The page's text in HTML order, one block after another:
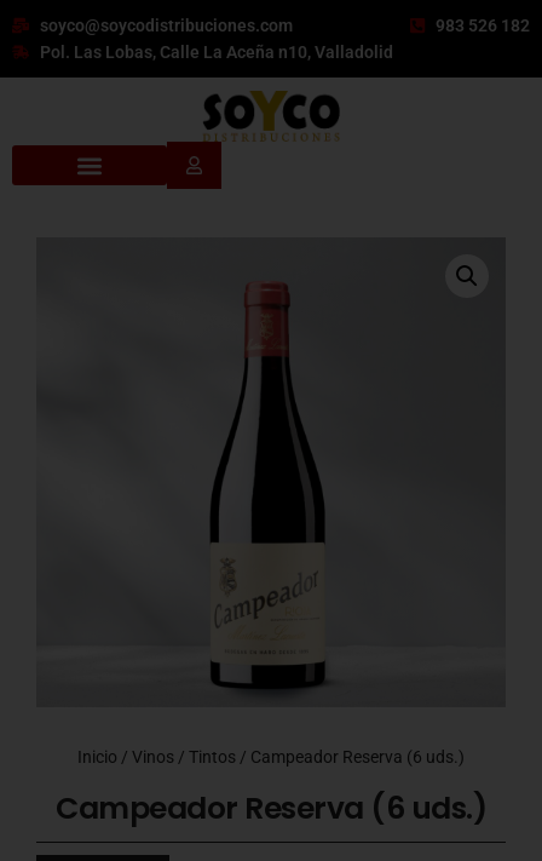
soyco@soycodistribuciones.com
983 526 182
Pol. Las Lobas, Calle La Aceña n10, Valladolid
Inicio / Vinos / Tintos / Campeador Reserva (6 uds.)
Campeador Reserva (6 uds.)